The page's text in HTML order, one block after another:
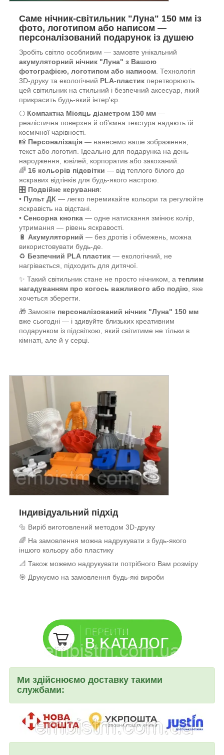
Саме нічник-світильник "Луна" 150 мм із
фото, логотипом або написом —
персоналізований подарунок із душею
Зробіть світло особливим — замовте унікальний
акумуляторний нічник "Луна" з Вашою
фотографією, логотипом або написом . Технологія
3D-друку та екологічний PLA-пластик перетворюють
цей світильник на стильний і безпечний аксесуар, який
прикрасить будь-який інтер'єр.
🌕 Компактна Місяць діаметром 150 мм —
реалістична поверхня й об'ємна текстура надають їй
космічної чарівності.
📸 Персоналізація — нанесемо ваше зображення,
текст або логотип. Ідеально для подарунка на день
народження, ювілей, корпоратив або закоханий.
🌈 16 кольорів підсвітки — від теплого білого до
яскравих відтінків для будь-якого настрою.
🎛️ Подвійне керування:
• Пульт ДК — легко перемикайте кольори та регулюйте
яскравість на відстані.
• Сенсорна кнопка — одне натискання змінює колір,
утримання — рівень яскравості.
🔋 Акумуляторний — без дротів і обмежень, можна
використовувати будь-де.
♻️ Безпечний PLA пластик — екологічний, не
нагрівається, підходить для дитячої.
✨ Такий світильник стане не просто нічником, а теплим
нагадуванням про когось важливого або подію , яке
хочеться зберегти.
🎁 Замовте персоналізований нічник "Луна" 150 мм
вже сьогодні — і здивуйте близьких креативним
подарунком із підсвіткою, який світитиме не тільки в
кімнаті, але й у серці.
Індивідуальний підхід
🔩 Виріб виготовлений методом 3D-друку
🌈 На замовлення можна надрукувати з будь-якого
іншого кольору або пластику
📐 Також можемо надрукувати потрібного Вам розміру
🎯 Друкуємо на замовлення будь-які вироби
Ми здійснюємо доставку такими
службами: